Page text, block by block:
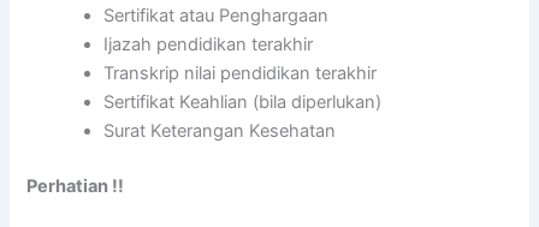
Sertifikat atau Penghargaan
Ijazah pendidikan terakhir
Transkrip nilai pendidikan terakhir
Sertifikat Keahlian (bila diperlukan)
Surat Keterangan Kesehatan
Perhatian !!